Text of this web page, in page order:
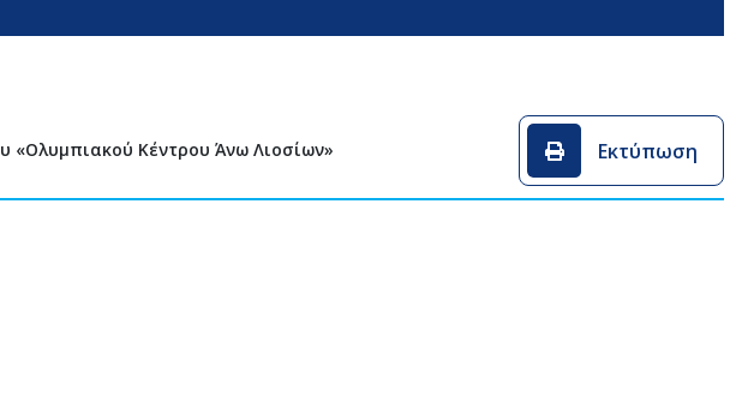
«Ολυμπιακού Κέντρου Άνω Λιοσίων» Εκτύπωση